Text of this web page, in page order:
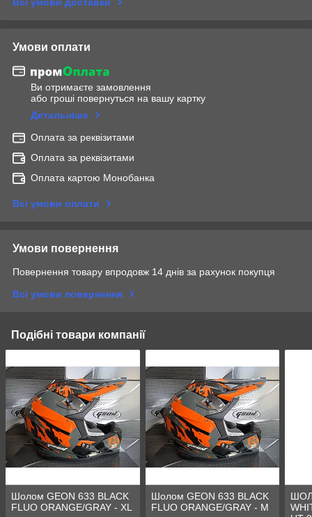
Умови оплати
Ви отримаєте замовлення
або гроші повернуться на вашу картку
Детальніше
Оплата за реквізитами
Оплата за реквізитами
Оплата картою Монобанка
Всі умови оплати
Умови повернення
Повернення товару впродовж 14 днів за рахунок покупця
Всі умови повернення
Подібні товари компанії
Шолом GEON 633 BLACK
FLUO ORANGE/GRAY - XL
Шолом GEON 633 BLACK
FLUO ORANGE/GRAY - M